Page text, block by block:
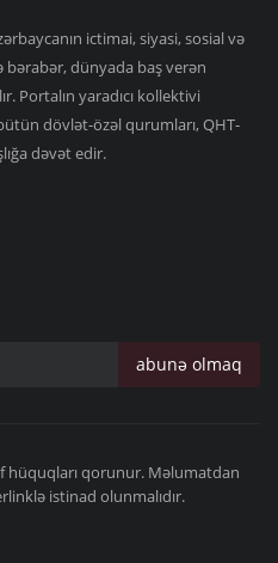
ictimai, siyasi, sosial və
bərabər, dünyada baş verən
Portalın yaradıcı kollektivi
dövlət-özəl qurumları, QHT-
dəvət edir.
abunə olmaq
hüquqları qorunur. Məlumatdan
istinad olunmalıdır.